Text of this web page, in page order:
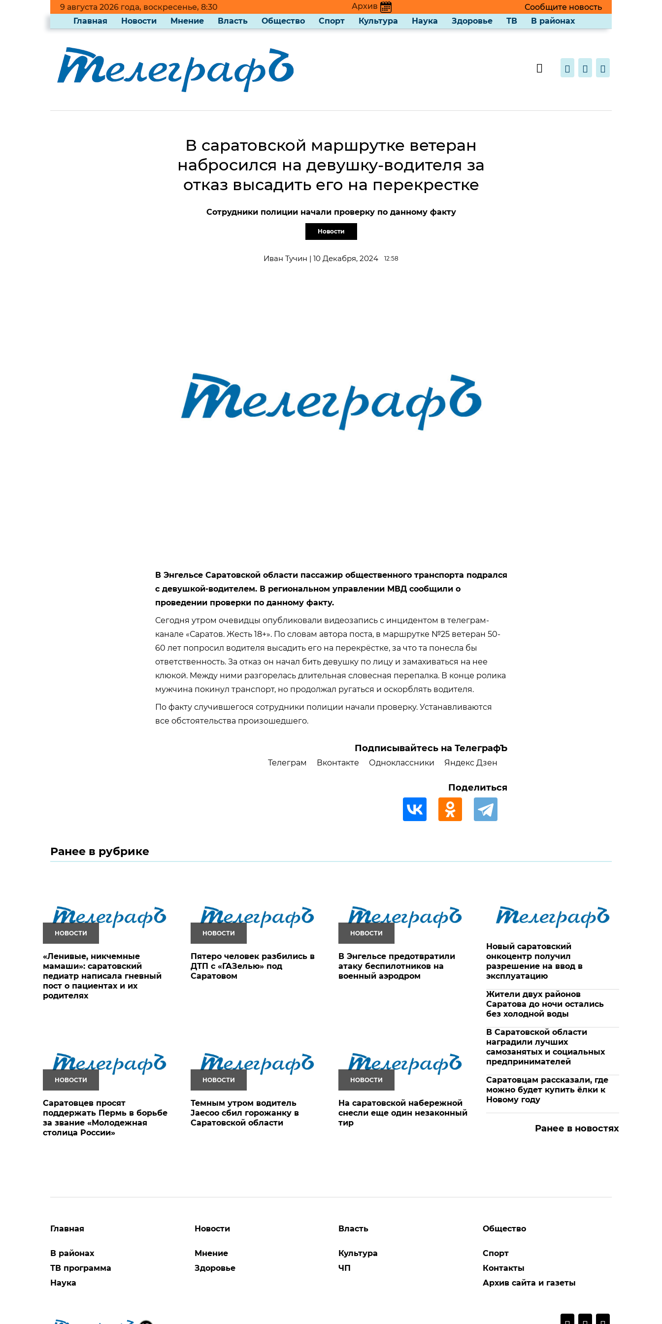
9 августа 2026 года, воскресенье, 8:30 Архив
Сообщите новость
Главная
Новости Мнение Власть Общество Спорт Культура Наука Здоровье ТВ В районах
В саратовской маршрутке ветеран
набросился на девушку-водителя за
отказ высадить его на перекрестке
Сотрудники полиции начали проверку по данному факту
Новости
Иван Тучин | 10 Декабря, 2024 12:58
В Энгельсе Саратовской области пассажир общественного транспорта подрался
с девушкой-водителем. В региональном управлении МВД сообщили о
проведении проверки по данному факту.
Сегодня утром очевидцы опубликовали видеозапись с инцидентом в телеграм-
канале «Саратов. Жесть 18+». По словам автора поста, в маршрутке №25 ветеран 50-
60 лет попросил водителя высадить его на перекрёстке, за что та понесла бы
ответственность. За отказ он начал бить девушку по лицу и замахиваться на нее
клюкой. Между ними разгорелась длительная словесная перепалка. В конце ролика
мужчина покинул транспорт, но продолжал ругаться и оскорблять водителя.
По факту случившегося сотрудники полиции начали проверку. Устанавливаются
все обстоятельства произошедшего.
Подписывайтесь на ТелеграфЪ
Телеграм Вконтакте Одноклассники Яндекс Дзен
Поделиться
Ранее в рубрике
НОВОСТИ
«Ленивые, никчемные
мамаши»: саратовский
педиатр написала гневный
пост о пациентах и их
родителях
НОВОСТИ
Пятеро человек разбились в
ДТП с «ГАЗелью» под
Саратовом
НОВОСТИ
В Энгельсе предотвратили
атаку беспилотников на
военный аэродром
НОВОСТИ
Саратовцев просят
поддержать Пермь в борьбе
за звание «Молодежная
столица России»
НОВОСТИ
Темным утром водитель
Jaecoo сбил горожанку в
Саратовской области
НОВОСТИ
На саратовской набережной
снесли еще один незаконный
тир
Новый саратовский
онкоцентр получил
разрешение на ввод в
эксплуатацию
Жители двух районов
Саратова до ночи остались
без холодной воды
В Саратовской области
наградили лучших
самозанятых и социальных
предпринимателей
Саратовцам рассказали, где
можно будет купить ёлки к
Новому году
Ранее в новостях
Главная
В районах
ТВ программа
Наука
Новости
Мнение
Здоровье
Власть
Культура
ЧП
Общество
Спорт
Контакты
Архив сайта и газеты